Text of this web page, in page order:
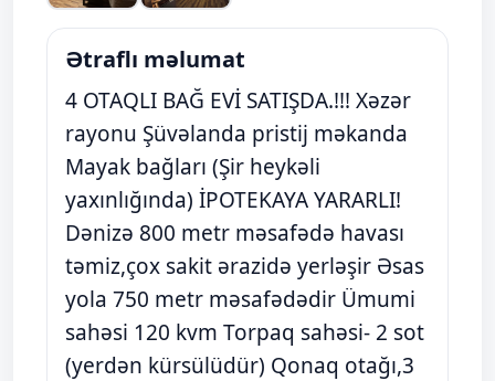
Ətraflı məlumat
4 OTAQLI BAĞ EVİ SATIŞDA.!!! Xəzər
rayonu Şüvəlanda pristij məkanda
Mayak bağları (Şir heykəli
yaxınlığında) İPOTEKAYA YARARLI!
Dənizə 800 metr məsafədə havası
təmiz,çox sakit ərazidə yerləşir Əsas
yola 750 metr məsafədədir Ümumi
sahəsi 120 kvm Torpaq sahəsi- 2 sot
(yerdən kürsülüdür) Qonaq otağı,3